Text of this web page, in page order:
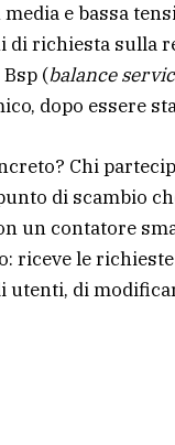
e bassa
di richiesta sulla
(balance
dopo essere
Chi
di scambio
un contatore
riceve le
utenti, di